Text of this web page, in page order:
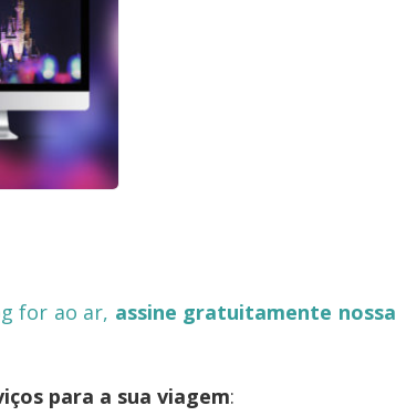
for ao ar, assine gratuitamente nossa
para a sua viagem: